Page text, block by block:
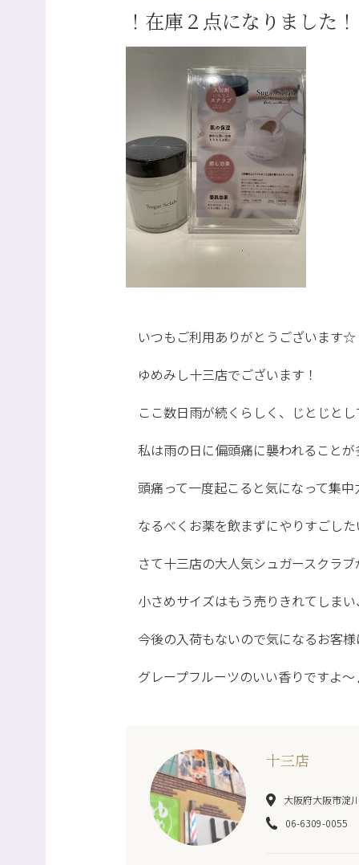
！在庫２点になりました！
いつもご利用ありがとうございます☆
ゆめみし十三店でございます！
ここ数日雨が続くらしく、じとじと
私は雨の日に偏頭痛に襲われること
頭痛って一度起こると気になって集
なるべくお薬を飲まずにやりすごし
さて十三店の大人気シュガースクラ
小さめサイズはもう売りきれてしま
今後の入荷もないので気になるお客
グレープフルーツのいい香りですよ
十三店
大阪府大阪市淀
06-6309-0055